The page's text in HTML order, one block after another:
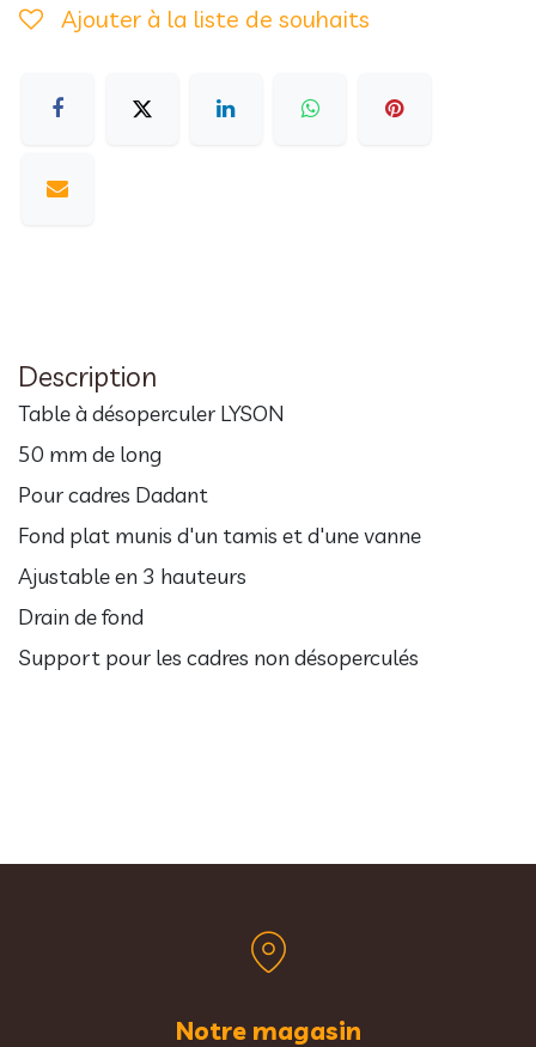
Ajouter à la liste de souhaits
Description
Table à désoperculer LYSON
50 mm de long
Pour cadres Dadant
Fond plat munis d'un tamis et d'une vanne
Ajustable en 3 hauteurs
Drain de fond
Support pour les cadres non désoperculés
Notre magasin